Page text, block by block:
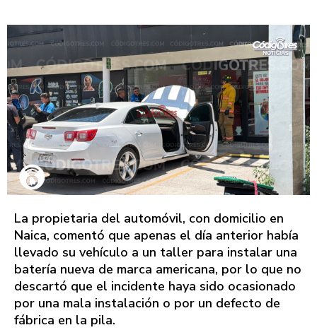
La propietaria del automóvil, con domicilio en
Naica, comentó que apenas el día anterior había
llevado su vehículo a un taller para instalar una
batería nueva de marca americana, por lo que no
descartó que el incidente haya sido ocasionado
por una mala instalación o por un defecto de
fábrica en la pila.